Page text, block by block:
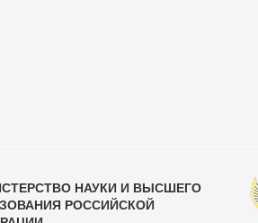
НАУКИ И ВЫСШЕГО
РОССИЙСКОЙ